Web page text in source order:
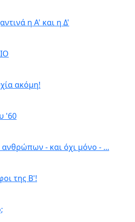
η Α' και η Δ'
ακόμη!
'60
ανθρώπων - και όχι μόνο - ...
της Β'!